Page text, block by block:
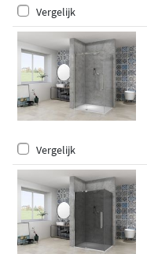
Vergelijk
Vergelijk